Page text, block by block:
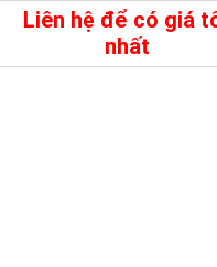
200W 0.5–1.5A S1 WL I196
Liên hệ để có giá
nhất